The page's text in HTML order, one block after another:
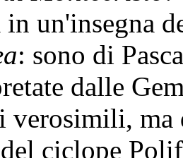
in un'insegna
: sono di
dalle
verosimili, ma
ciclope